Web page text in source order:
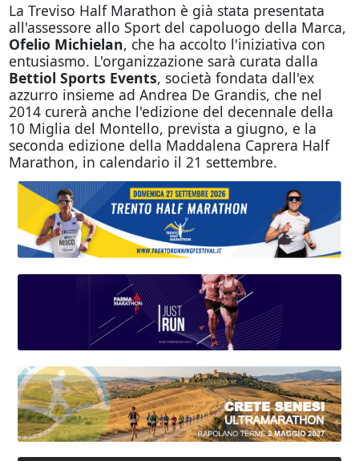
La Treviso Half Marathon è già stata presentata
all'assessore allo Sport del capoluogo della Marca,
Ofelio Michielan, che ha accolto l'iniziativa con
entusiasmo. L'organizzazione sarà curata dalla
Bettiol Sports Events, società fondata dall'ex
azzurro insieme ad Andrea De Grandis, che nel
2014 curerà anche l'edizione del decennale della
10 Miglia del Montello, prevista a giugno, e la
seconda edizione della Maddalena Caprera Half
Marathon, in calendario il 21 settembre.